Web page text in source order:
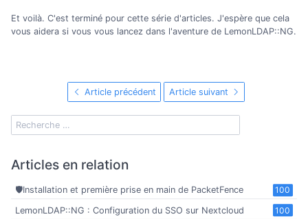
Et voilà. C'est terminé pour cette série d'articles. J'espère que cela
vous aidera si vous vous lancez dans l'aventure de LemonLDAP::NG.
Article précédent Article suivant
Articles en relation
100
🛡️Installation et première prise en main de PacketFence
100
LemonLDAP::NG : Configuration du SSO sur Nextcloud